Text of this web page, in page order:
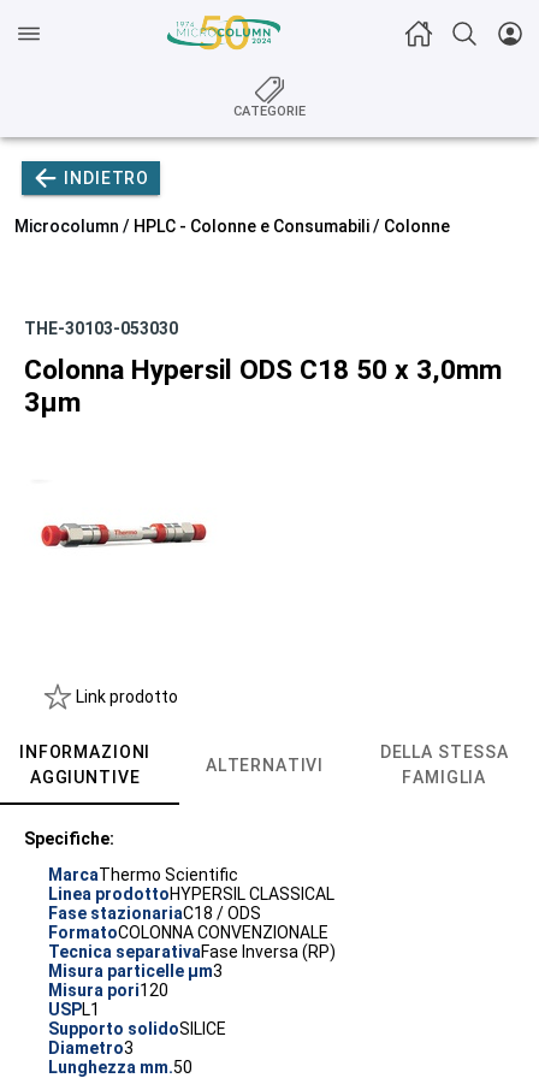
CATEGORIE
INDIETRO
Microcolumn / HPLC - Colonne e Consumabili/ Colonne
THE-30103-053030
Colonna Hypersil ODS C18 50 x 3,0mm
3µm
Link prodotto
INFORMAZIONI
AGGIUNTIVE
ALTERNATIVI
DELLA STESSA
FAMIGLIA
Specifiche:
MarcaThermo Scientific
Linea prodottoHYPERSIL CLASSICAL
Fase stazionariaC18 / ODS
FormatoCOLONNA CONVENZIONALE
Tecnica separativaFase Inversa (RP)
Misura particelle µm3
Misura pori120
USPL1
Supporto solidoSILICE
Diametro3
Lunghezza mm.50